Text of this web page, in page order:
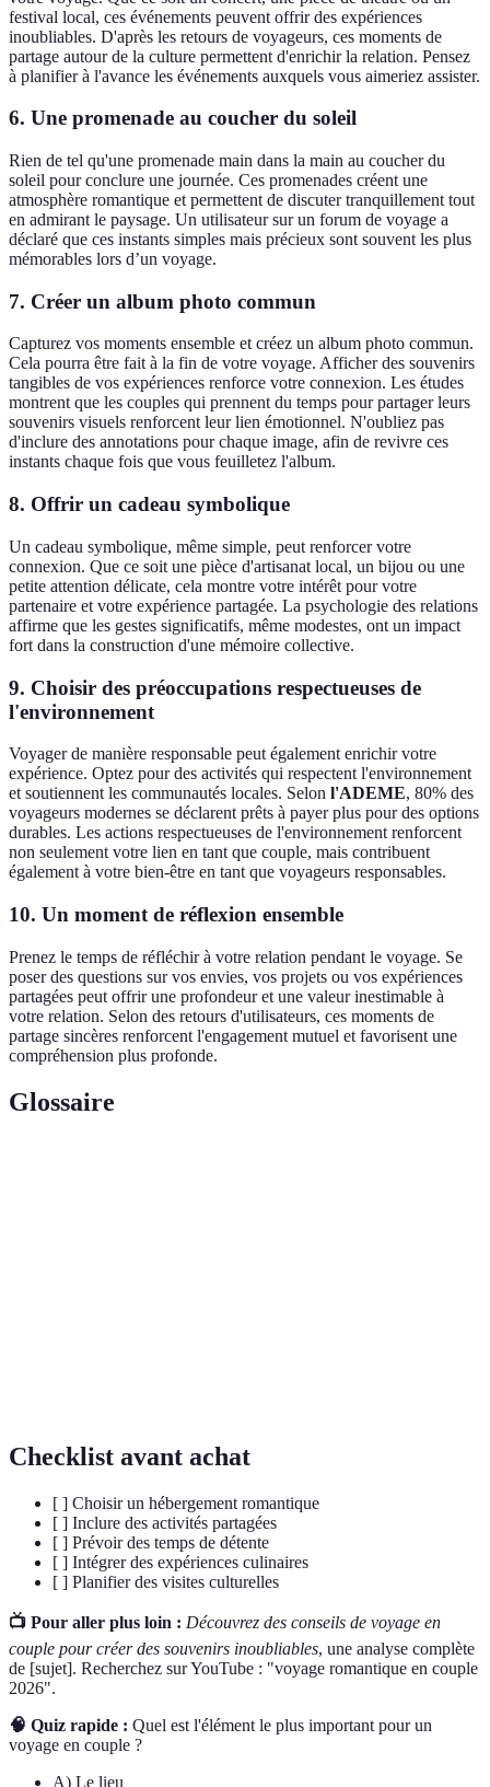
festival local, ces événements peuvent offrir des expériences
inoubliables. D'après les retours de voyageurs, ces moments de
partage autour de la culture permettent d'enrichir la relation. Pensez
à planifier à l'avance les événements auxquels vous aimeriez assister.
6. Une promenade au coucher du soleil
Rien de tel qu'une promenade main dans la main au coucher du
soleil pour conclure une journée. Ces promenades créent une
atmosphère romantique et permettent de discuter tranquillement tout
en admirant le paysage. Un utilisateur sur un forum de voyage a
déclaré que ces instants simples mais précieux sont souvent les plus
mémorables lors d’un voyage.
7. Créer un album photo commun
Capturez vos moments ensemble et créez un album photo commun.
Cela pourra être fait à la fin de votre voyage. Afficher des souvenirs
tangibles de vos expériences renforce votre connexion. Les études
montrent que les couples qui prennent du temps pour partager leurs
souvenirs visuels renforcent leur lien émotionnel. N'oubliez pas
d'inclure des annotations pour chaque image, afin de revivre ces
instants chaque fois que vous feuilletez l'album.
8. Offrir un cadeau symbolique
Un cadeau symbolique, même simple, peut renforcer votre
connexion. Que ce soit une pièce d'artisanat local, un bijou ou une
petite attention délicate, cela montre votre intérêt pour votre
partenaire et votre expérience partagée. La psychologie des relations
affirme que les gestes significatifs, même modestes, ont un impact
fort dans la construction d'une mémoire collective.
9. Choisir des préoccupations respectueuses de
l'environnement
Voyager de manière responsable peut également enrichir votre
expérience. Optez pour des activités qui respectent l'environnement
et soutiennent les communautés locales. Selon l'ADEME, 80% des
voyageurs modernes se déclarent prêts à payer plus pour des options
durables. Les actions respectueuses de l'environnement renforcent
non seulement votre lien en tant que couple, mais contribuent
également à votre bien-être en tant que voyageurs responsables.
10. Un moment de réflexion ensemble
Prenez le temps de réfléchir à votre relation pendant le voyage. Se
poser des questions sur vos envies, vos projets ou vos expériences
partagées peut offrir une profondeur et une valeur inestimable à
votre relation. Selon des retours d'utilisateurs, ces moments de
partage sincères renforcent l'engagement mutuel et favorisent une
compréhension plus profonde.
Glossaire
Checklist avant achat
[ ] Choisir un hébergement romantique
[ ] Inclure des activités partagées
[ ] Prévoir des temps de détente
[ ] Intégrer des expériences culinaires
[ ] Planifier des visites culturelles
📺 Pour aller plus loin : Découvrez des conseils de voyage en
couple pour créer des souvenirs inoubliables, une analyse complète
de [sujet]. Recherchez sur YouTube : "voyage romantique en couple
2026".
🧠 Quiz rapide : Quel est l'élément le plus important pour un
voyage en couple ?
A) Le lieu